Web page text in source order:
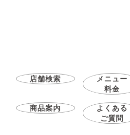
店舗検索
メニュー
料金
商品案内
よくある
ご質問